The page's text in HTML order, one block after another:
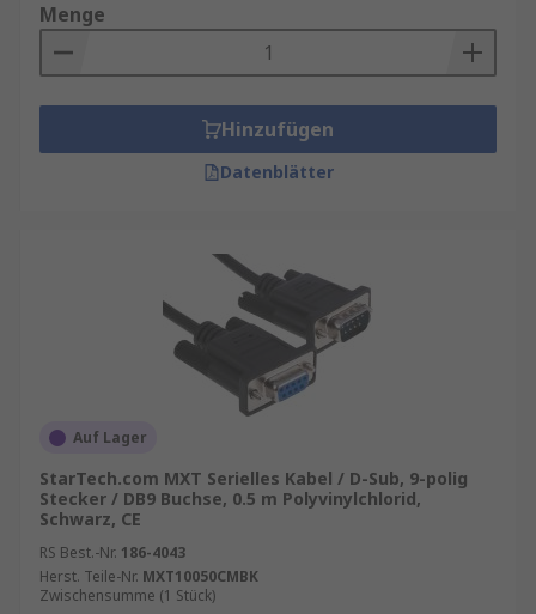
Menge
Hinzufügen
Datenblätter
Auf Lager
StarTech.com MXT Serielles Kabel / D-Sub, 9-polig
Stecker / DB9 Buchse, 0.5 m Polyvinylchlorid,
Schwarz, CE
RS Best.-Nr. 186-4043
Herst. Teile-Nr. MXT10050CMBK
Zwischensumme (1 Stück)